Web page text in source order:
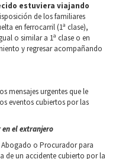
estuviera viajando
de los familiares
en ferrocarril (1ª clase),
o similar a 1ª clase o en
y regresar acompañando
mensajes urgentes que le
eventos cubiertos por las
el extranjero
Abogado o Procurador para
de un accidente cubierto por la